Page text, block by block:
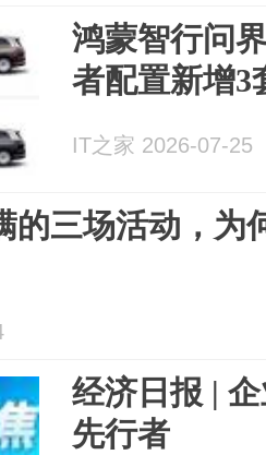
鸿蒙智行问
者配置新增3
IT之家 2026-07-25
的三场活动，为
经济日报 |
先行者